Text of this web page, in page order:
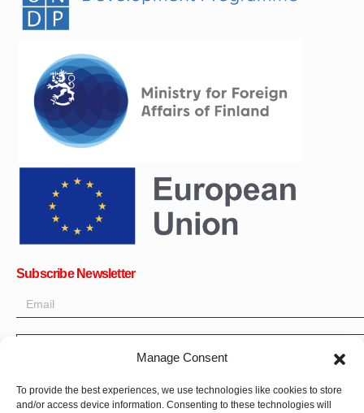
Manage Consent
To provide the best experiences, we use technologies like cookies to store
and/or access device information. Consenting to these technologies will
Subscribe Newsletter
OK
Get all the latest information on news, events and updates. Sign
up for newsletter: